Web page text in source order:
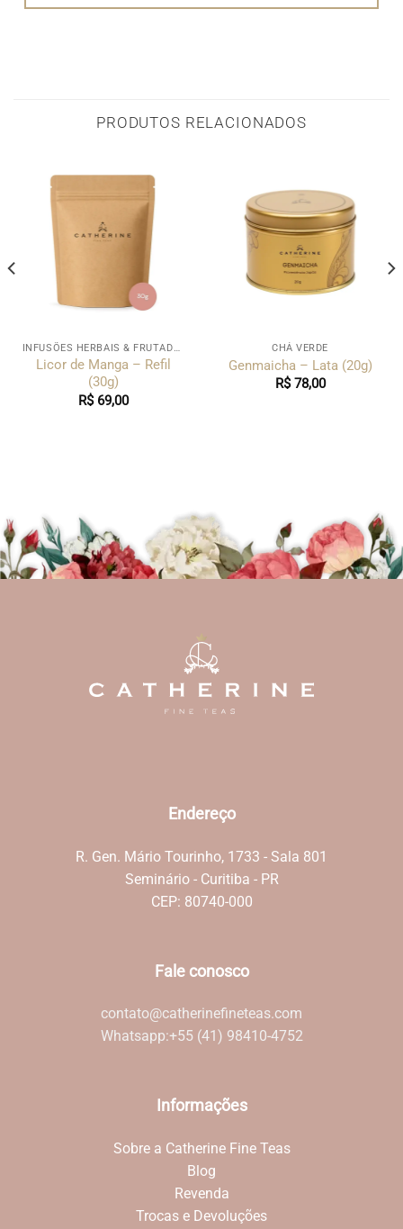
PRODUTOS RELACIONADOS
INFUSÕES HERBAIS & FRUTADAS
Licor de Manga – Refil
(30g)
R$69,00
CHÁ VERDE
Genmaicha – Lata (20g)
R$78,00
Endereço
R. Gen. Mário Tourinho, 1733 - Sala 801
Seminário - Curitiba - PR
CEP: 80740-000
Fale conosco
contato@catherinefineteas.com
Whatsapp:+55 (41) 98410-4752
Informações
Sobre a Catherine Fine Teas
Blog
Revenda
Trocas e Devoluções